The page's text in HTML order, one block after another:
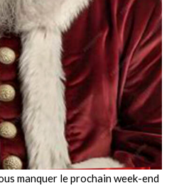
manquer le prochain week-end